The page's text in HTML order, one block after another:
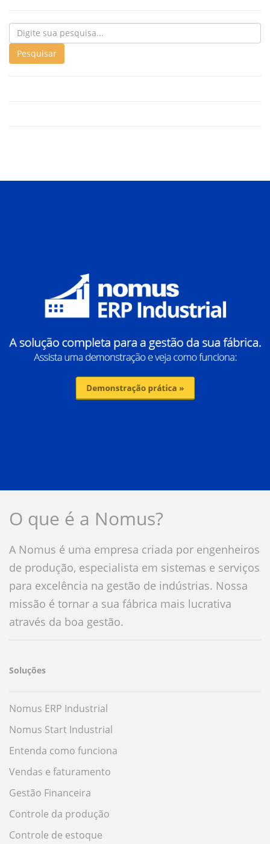
O que é a Nomus?
A Nomus é uma empresa criada por engenheiros
de produção, especialista em sistemas e serviços
para excelência na gestão de indústrias. Nossa
missão é tornar a sua fábrica mais lucrativa
através da boa gestão.
Soluções
Nomus ERP Industrial
Nomus Start Industrial
Entenda como funciona
Vendas e faturamento
Gestão Financeira
Controle da produção
Controle de estoque